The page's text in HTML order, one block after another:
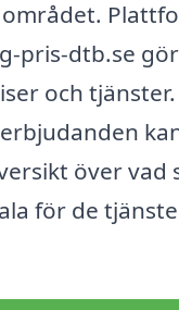
pris-dtb.se
och
över vad
för de